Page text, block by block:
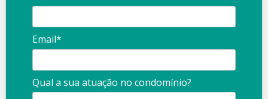
Email*
Qual a sua atuação no condomínio?